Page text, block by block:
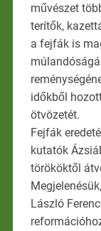
művészet
terítők,
a fejfák is
időkből
ötvözetét.
Fejfák
kutatók
törököktől
László